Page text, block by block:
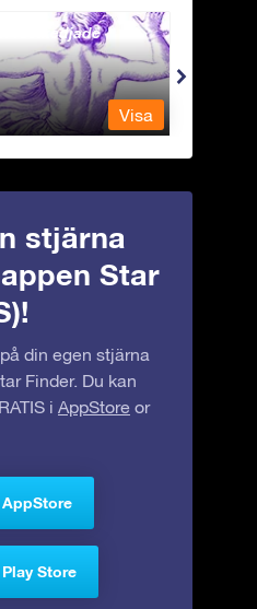
fastkedjade
Visa
stjärna
Star
din egen stjärna
Finder. Du kan
i AppStore or
Store